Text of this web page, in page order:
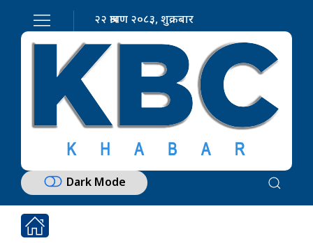
२२ श्रावण २०८३, शुक्रबार
Dark Mode